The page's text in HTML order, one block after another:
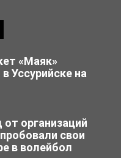
«Маяк»
Уссурийске на
организаций
свои
в волейбол